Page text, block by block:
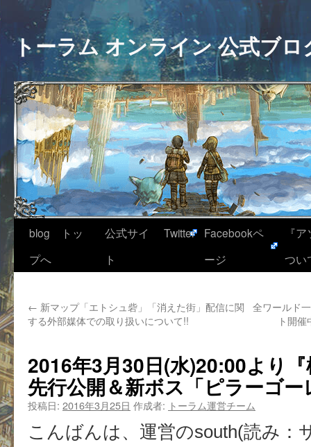
トーラム オンライン 公式ブロ
blog トッ
プへ
公式サイ
ト
Twitter
Facebookペ
ージ
『
つい
← 新マップ「エトシュ砦」「消えた街」配信に関
する外部媒体での取り扱いについて!!
全ワールド
ト開
2016年3月30日(水)20:00より
先行公開＆新ボス「ピラーゴ
投稿日: 2016年3月25日 作成者: トーラム運営チーム
こんばんは、運営のsouth(読み：